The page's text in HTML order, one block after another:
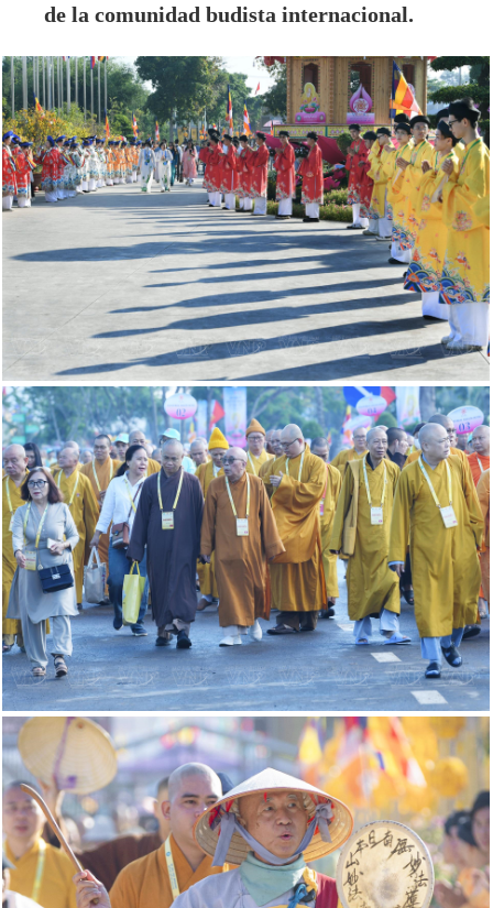
de la comunidad budista internacional.